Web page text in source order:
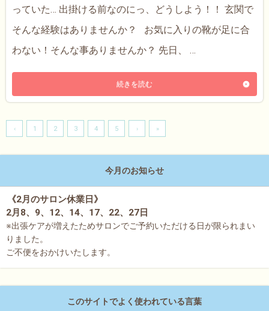
っていた… 出掛ける前なのにっ、どうしよう！！ 玄関で
そんな経験はありませんか？ お気に入りの靴が足に合
わない！そんな事ありませんか？ 先日、 …
続きを読む
‹ 1 2 3 4 5 › »
今月のお知らせ
《2月のサロン休業日》
2月8、9、12、14、17、22、27日
※出張ケアが増えたためサロンでご予約いただける日が限られまい
りました。
ご不便をおかけいたします。
このサイトでよく使われている言葉